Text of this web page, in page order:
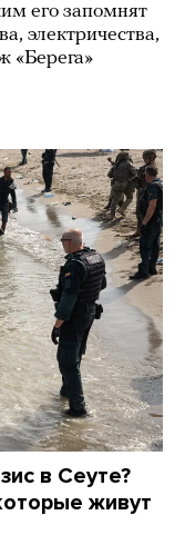
его запомнят
электричества,
«Берега»
в Сеуте?
живут